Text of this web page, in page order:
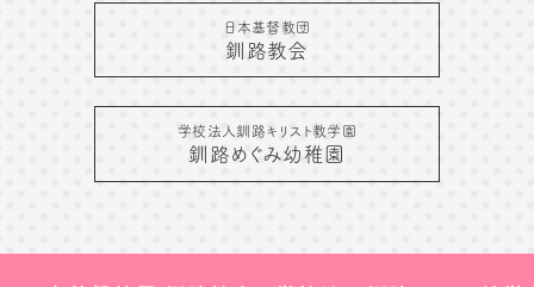
日本基督教団
釧路教会
学校法人釧路キリスト教学園
釧路めぐみ幼稚園